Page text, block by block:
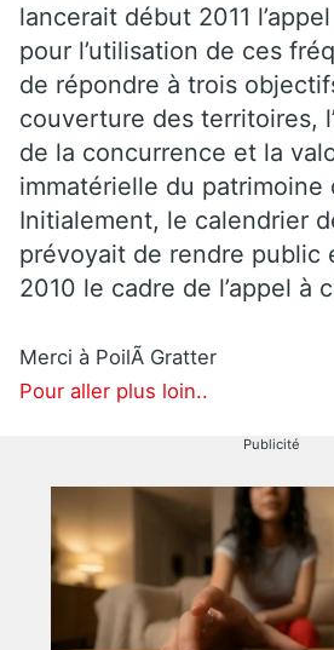
lancerait début 2011
pour l’utilisation de ces
de répondre à trois
couverture des territoires,
de la concurrence et la
immatérielle du patrimoine
Initialement, le calendrier
prévoyait de rendre public
2010 le cadre de l’appel à
Merci à PoilÃ Gratter
Pour aller plus loin..
Publicité